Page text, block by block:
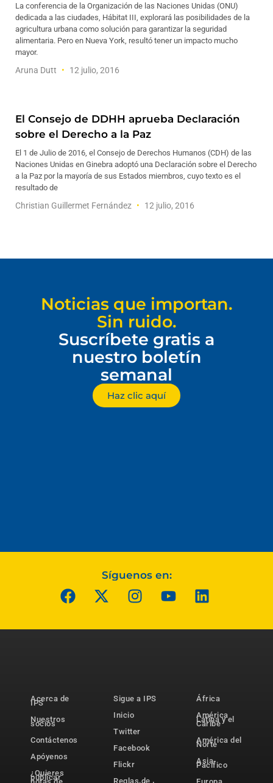
La conferencia de la Organización de las Naciones Unidas (ONU)
dedicada a las ciudades, Hábitat III, explorará las posibilidades de la
agricultura urbana como solución para garantizar la seguridad
alimentaria. Pero en Nueva York, resultó tener un impacto mucho
mayor.
Aruna Dutt 12 julio, 2016
El Consejo de DDHH aprueba Declaración
sobre el Derecho a la Paz
El 1 de Julio de 2016, el Consejo de Derechos Humanos (CDH) de las
Naciones Unidas en Ginebra adoptó una Declaración sobre el Derecho
a la Paz por la mayoría de sus Estados miembros, cuyo texto es el
resultado de
Christian Guillermet Fernández 12 julio, 2016
Noticias que importan.
Sin ruido.
Suscríbete gratis a
nuestro boletín
semanal
Haz clic aquí
Síguenos en:
Acerca de
IPS
Nuestros
socios
Contáctenos
Apóyenos
¿Quieres
publicar
Sigue a IPS
Inicio
Twitter
Facebook
Flickr
Reglas de
África
América
Latina y el
Caribe
América del
Norte
Asia-
Pacífico